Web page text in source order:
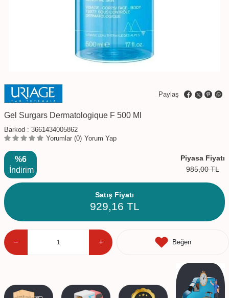
Paylaş
Gel Surgars Dermatologique F 500 Ml
Barkod : 3661434005862
Yorumlar (0) Yorum Yap
%6
İndirim
Piyasa Fiyatı
985,00TL
Satış Fiyatı
929,16 TL
Beğen